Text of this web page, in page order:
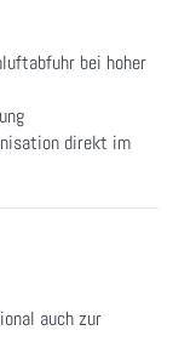
bei hoher
direkt im
auch zur